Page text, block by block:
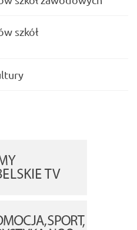
szkół